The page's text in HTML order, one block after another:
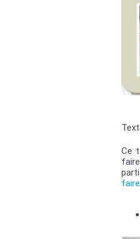
Ce